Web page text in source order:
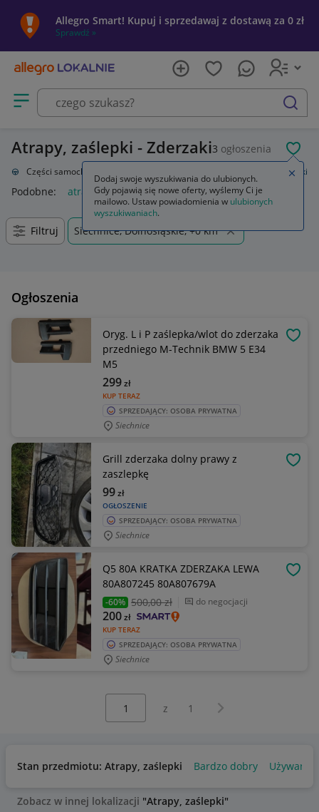
Allegro Smart! Kupuj i sprzedawaj z dostawą za 0 zł
Sprawdź »
Otwórz menu z kategoriami
szukaj
Atrapy, zaślepki - Zderzaki3 ogłoszenia
Części samochodowe Atrapy, zaślepki
Podobne: atrapy zaślepki
Filtruj Siechnice, Dolnośląskie, +0 km
Ogłoszenia
Oryg. L i P zaślepka/wlot do zderzaka
przedniego M-Technik BMW 5 E34
M5
KUP TERAZ
299zł
SPRZEDAJĄCY: OSOBA PRYWATNA
Siechnice
Grill zderzaka dolny prawy z
zaszlepkę
OGŁOSZENIE
99zł
SPRZEDAJĄCY: OSOBA PRYWATNA
Siechnice
Q5 80A KRATKA ZDERZAKA LEWA
80A807245 80A807679A
-60% 500,00 zł do negocjacji
KUP TERAZ
200zł
SPRZEDAJĄCY: OSOBA PRYWATNA
Siechnice
z 1 Następna strona
Stan przedmiotu: Atrapy, zaślepki Bardzo dobry Używany
Zobacz w innej lokalizacji "Atrapy, zaślepki"
Dodaj swoje wyszukiwania do ulubionych.
Gdy pojawią się nowe oferty, wyślemy Ci je
mailowo. Ustaw powiadomienia w ulubionych
wyszukiwaniach.